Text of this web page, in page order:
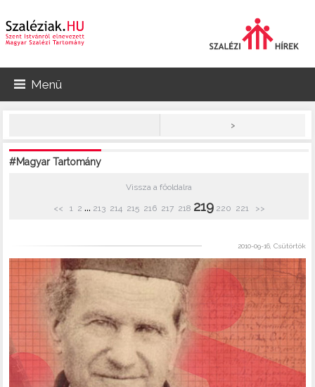
Menü
>
#Magyar Tartomány
Vissza a főoldalra
<< 1 2 ... 213 214 215 216 217 218 219 220 221 >>
2010-09-16, Csütörtök